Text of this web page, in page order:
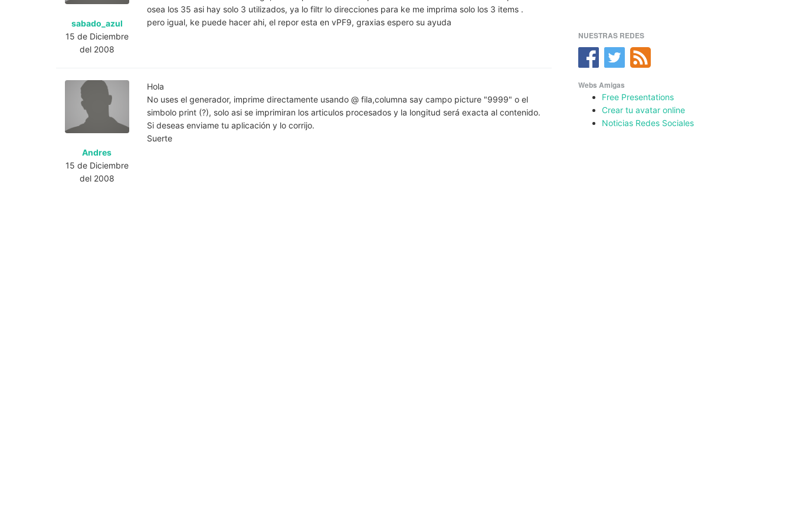
sabado_azul
15 de Diciembre
del 2008
osea los 35 asi hay solo 3 utilizados, ya lo filtr lo direcciones para ke me imprima solo los 3 items .
pero igual, ke puede hacer ahi, el repor esta en vPF9, graxias espero su ayuda
Andres
15 de Diciembre
del 2008
Hola
No uses el generador, imprime directamente usando @ fila,columna say campo picture "9999" o el
simbolo print (?), solo asi se imprimiran los articulos procesados y la longitud será exacta al contenido.
Si deseas enviame tu aplicación y lo corrijo.
Suerte
NUESTRAS REDES
Webs Amigas
Free Presentations
Crear tu avatar online
Noticias Redes Sociales